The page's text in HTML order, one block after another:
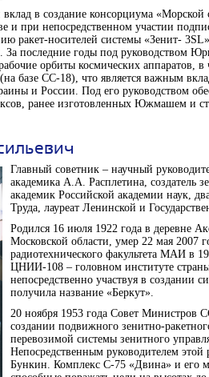
в создание консорциума
и при непосредственном участии
ракет-носителей системы «Зенит-
последние годы под руководством
орбиты космических аппаратов,
базе СС-18), что является важным
и России. Под его руководством
ранее изготовленных Южмашем и
Главный советник – научный
академика А.А. Расплетина, создатель
академик Российской академии наук,
Труда, лауреат Ленинской и
Родился 16 июля 1922 года в деревне
Московской области, умер 22 мая 2007
радиотехнического факультета МАИ в
ЦНИИ-108 – головном институте
непосредственно участвуя в создании
получила название «Беркут».
20 ноября 1953 года Совет Министров
создании подвижного зенитно-
перевозимой системы зенитного
Непосредственным руководителем этой
Бункин. Комплекс С-75 «Двина» и его